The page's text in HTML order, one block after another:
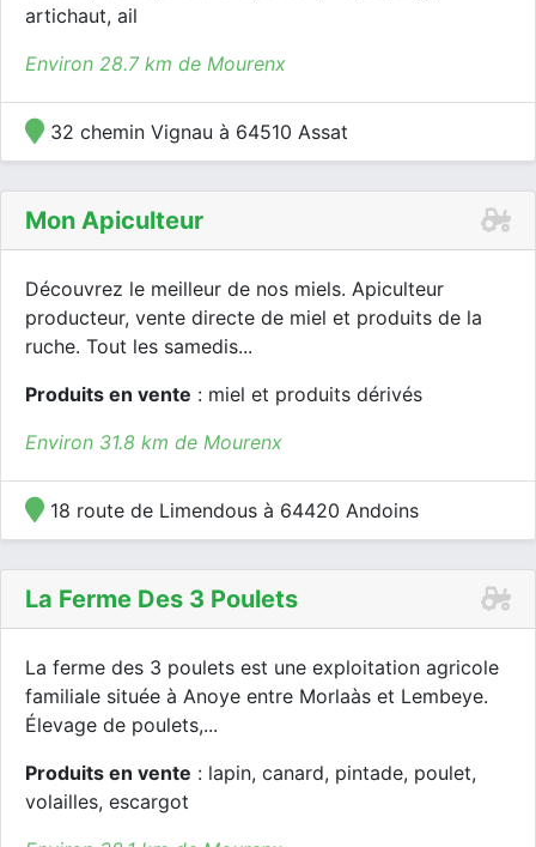
artichaut, ail
Environ 28.7 km de Mourenx
32 chemin Vignau à 64510 Assat
Mon Apiculteur
Découvrez le meilleur de nos miels. Apiculteur
producteur, vente directe de miel et produits de la
ruche. Tout les samedis...
Produits en vente : miel et produits dérivés
Environ 31.8 km de Mourenx
18 route de Limendous à 64420 Andoins
La Ferme Des 3 Poulets
La ferme des 3 poulets est une exploitation agricole
familiale située à Anoye entre Morlaàs et Lembeye.
Élevage de poulets,...
Produits en vente : lapin, canard, pintade, poulet,
volailles, escargot